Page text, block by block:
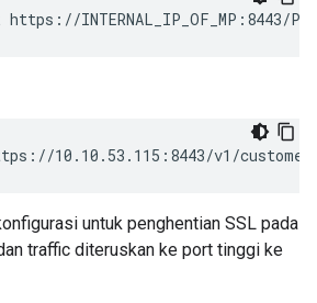
https://INTERNAL_IP_OF_MP:8443/
10.10.53.115:8443/v1/
untuk penghentian SSL pada
traffic diteruskan ke port tinggi ke